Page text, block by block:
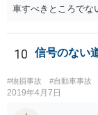
車すべきところでな
いたならクラクショ
ないところに停め
く必要もあるでし
です。
10 信号のない
#物損事故 #自動車事故
2019年4月7日